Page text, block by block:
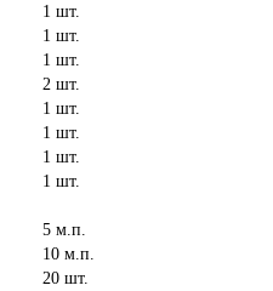
1 шт.
1 шт.
1 шт.
2 шт.
1 шт.
1 шт.
1 шт.
1 шт.
5 м.п.
10 м.п.
20 шт.